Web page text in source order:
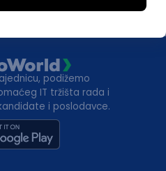
podižemo
IT tržišta rada i
i poslodavce.